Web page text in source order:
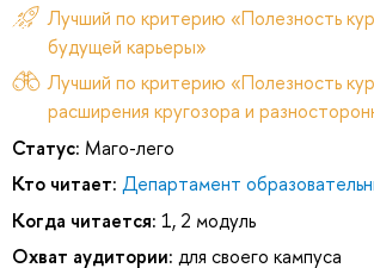
Лучший по критерию «Полезность
будущей карьеры»
Лучший по критерию «Полезность
расширения кругозора и
Статус: Маго-лего
Кто читает: Департамент
Когда читается: 1, 2 модуль
Охват аудитории: для своего кампуса